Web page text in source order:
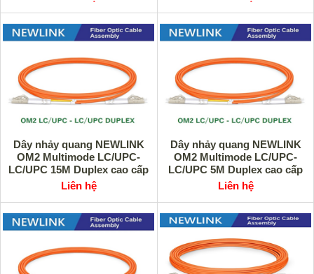
Dây nhảy quang NEWLINK
OM2 Multimode LC/UPC-
LC/UPC 15M Duplex cao cấp
Liên hệ
Dây nhảy quang NEWLINK
OM2 Multimode LC/UPC-
LC/UPC 5M Duplex cao cấp
Liên hệ